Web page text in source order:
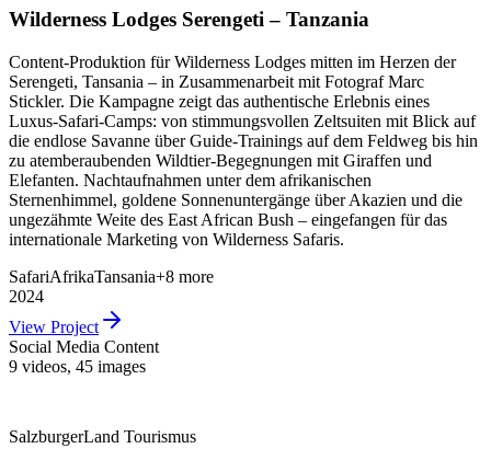
Wilderness Lodges Serengeti – Tanzania
Content-Produktion für Wilderness Lodges mitten im Herzen der
Serengeti, Tansania – in Zusammenarbeit mit Fotograf Marc
Stickler. Die Kampagne zeigt das authentische Erlebnis eines
Luxus-Safari-Camps: von stimmungsvollen Zeltsuiten mit Blick auf
die endlose Savanne über Guide-Trainings auf dem Feldweg bis hin
zu atemberaubenden Wildtier-Begegnungen mit Giraffen und
Elefanten. Nacht­aufnahmen unter dem afrikanischen
Sternenhimmel, goldene Sonnenuntergänge über Akazien und die
ungezähmte Weite des East African Bush – eingefangen für das
internationale Marketing von Wilderness Safaris.
SafariAfrikaTansania+8 more
2024
View Project
Social Media Content
9 videos, 45 images
SalzburgerLand Tourismus